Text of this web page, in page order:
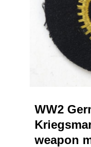
WW2
weapon